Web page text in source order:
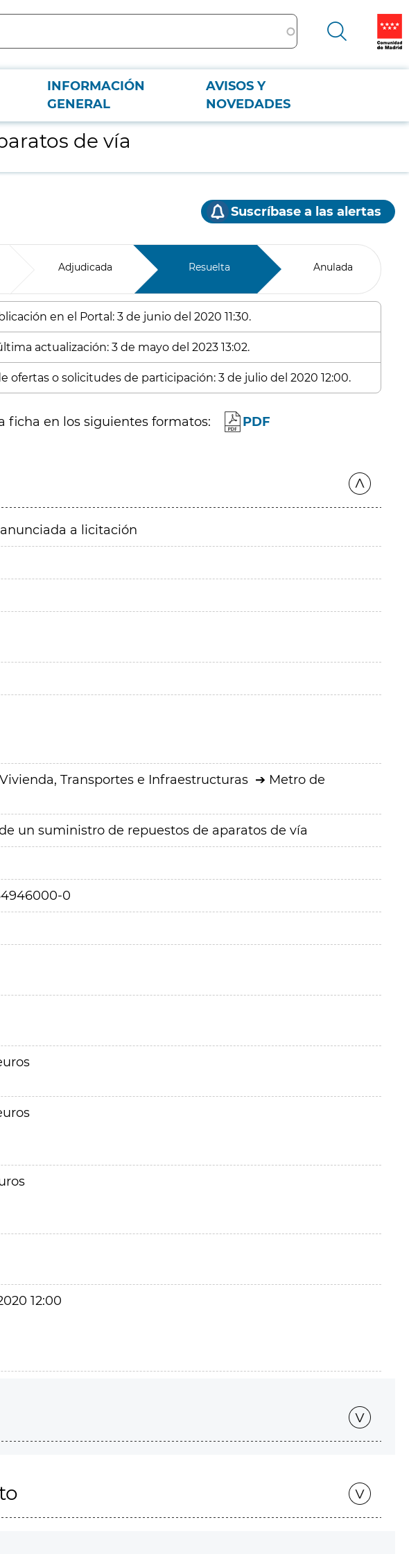
INFORMACIÓN
GENERAL
AVISOS Y
NOVEDADES
de vía
Suscríbase a las alertas
Adjudicada Resuelta Anulada
en el Portal: 3 de junio del 2020 11:30.
actualización: 3 de mayo del 2023 13:02.
ofertas o solicitudes de participación: 3 de julio del 2020 12:00.
ficha en los siguientes formatos: PDF
a licitación
Transportes e Infraestructuras
Metro de
un suministro de repuestos de aparatos de vía
0
12:00